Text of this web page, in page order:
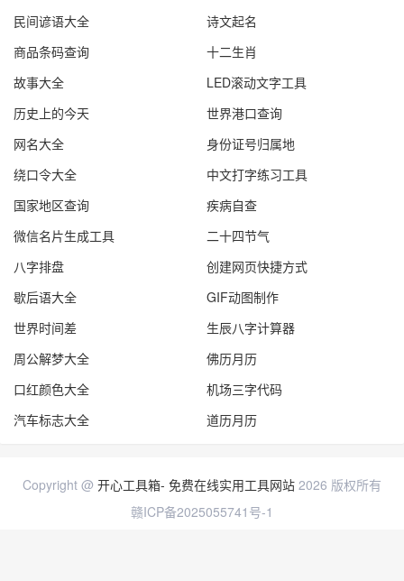
民间谚语大全
诗文起名
商品条码查询
十二生肖
故事大全
LED滚动文字工具
历史上的今天
世界港口查询
网名大全
身份证号归属地
绕口令大全
中文打字练习工具
国家地区查询
疾病自查
微信名片生成工具
二十四节气
八字排盘
创建网页快捷方式
歇后语大全
GIF动图制作
世界时间差
生辰八字计算器
周公解梦大全
佛历月历
口红颜色大全
机场三字代码
汽车标志大全
道历月历
Copyright @ 开心工具箱- 免费在线实用工具网站 2026 版权所有
赣ICP备2025055741号-1